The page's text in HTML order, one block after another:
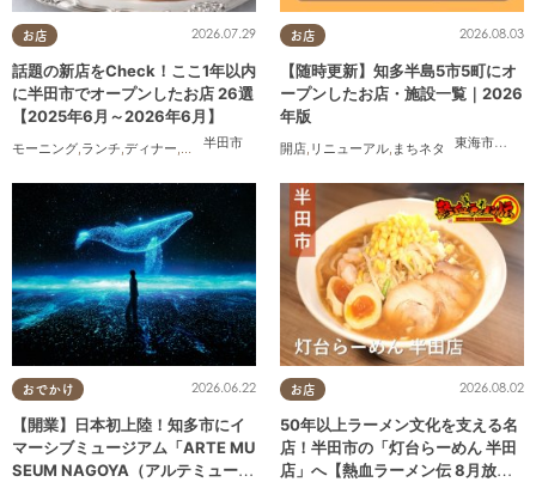
お店
半田市
2026.07.29
話題の新店をCheck！ここ1年以内
に半田市でオープンしたお店 26選
【2025年6月～2026年6月】
モーニング,ランチ,ディナー,アルコール ラーメン,パン,カフェ,スイーツ,テイクアウト
お店
東海市大府
2026.08.03
【随時更新】知多半島5市5町にオ
ープンしたお店・施設一覧｜2026
年版
開店, リニューアル, まちネタ
おでかけ 2026.06.22
【開業】日本初上陸！知多市にイ
マーシブミュージアム「ARTE MU
SEUM NAGOYA（アルテミュージ
お店 2026.08.02
50年以上ラーメン文化を支える名
店！半田市の「灯台らーめん 半田
店」へ【熱血ラーメン伝 8月放